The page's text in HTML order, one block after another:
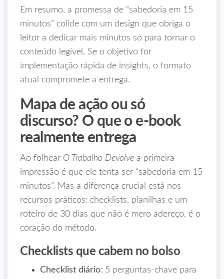
Em resumo, a promessa de “sabedoria em 15
minutos” colide com um design que obriga o
leitor a dedicar mais minutos só para tornar o
conteúdo legível. Se o objetivo for
implementação rápida de insights, o formato
atual compromete a entrega.
Mapa de ação ou só
discurso? O que o e‑book
realmente entrega
Ao folhear O Trabalho Devolve a primeira
impressão é que ele tenta ser “sabedoria em 15
minutos”. Mas a diferença crucial está nos
recursos práticos: checklists, planilhas e um
roteiro de 30 dias que não é mero adereço, é o
coração do método.
Checklists que cabem no bolso
Checklist diário: 5 perguntas‑chave para